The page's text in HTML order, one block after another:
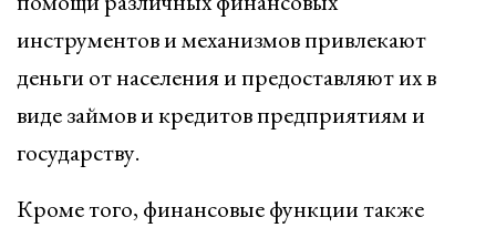
инструментов и механизмов привлекают
деньги от населения и предоставляют их в
виде займов и кредитов предприятиям и
государству.
Кроме того, финансовые функции также